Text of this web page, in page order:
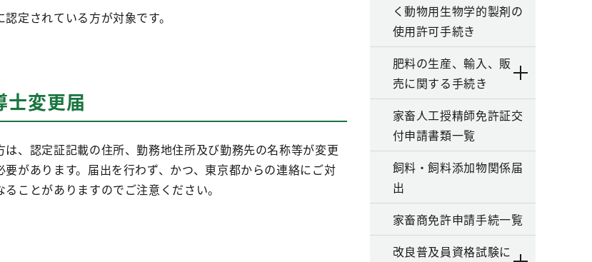
定されている方が対象です。
士変更届
、認定証記載の住所、勤務地住所及び勤務先の名称等が変更
があります。届出を行わず、かつ、東京都からの連絡にご対
ことがありますのでご注意ください。
く動物用生物学的製剤の
使用許可手続き
肥料の生産、輸入、販
売に関する手続き
家畜人工授精師免許証交
付申請書類一覧
飼料・飼料添加物関係届
出
家畜商免許申請手続一覧
改良普及員資格試験に